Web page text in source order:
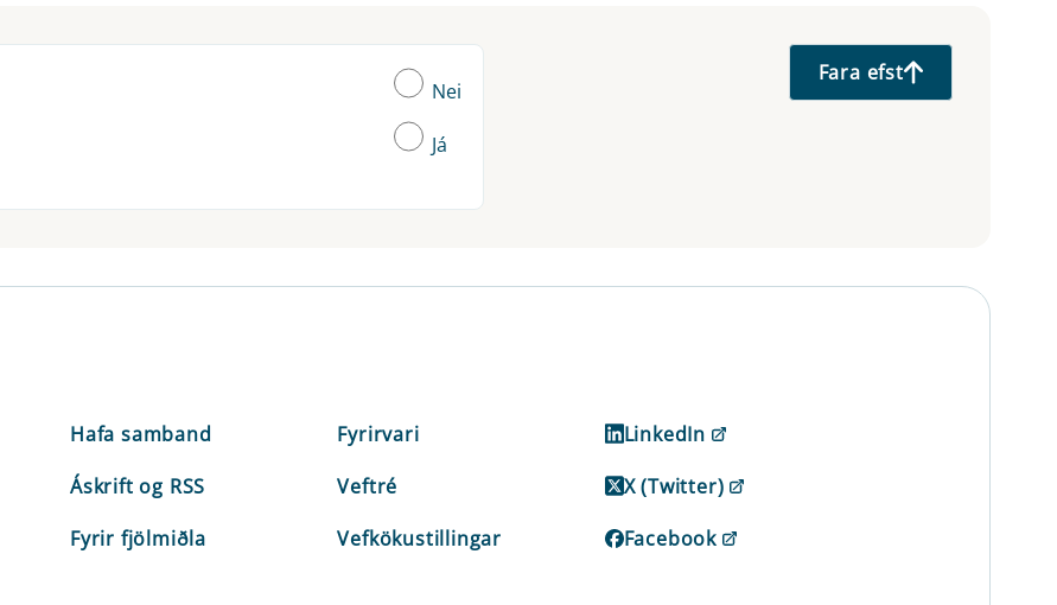
Nei
Já
Fara efst
Hafa samband
Áskrift og RSS
Fyrir fjölmiðla
Fyrirvari
Veftré
Vefkökustillingar
LinkedIn
X (Twitter)
Facebook